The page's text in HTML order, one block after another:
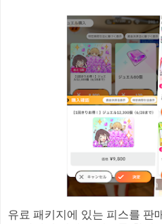
유료 패키지에 있는 피스를 판